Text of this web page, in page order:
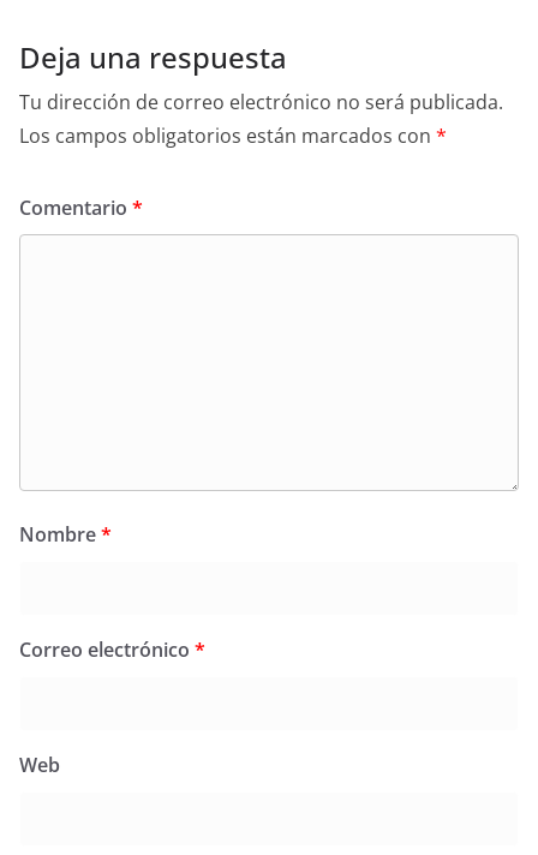
Deja una respuesta
Tu dirección de correo electrónico no será publicada.
Los campos obligatorios están marcados con *
Comentario *
Nombre*
Correo electrónico *
Web